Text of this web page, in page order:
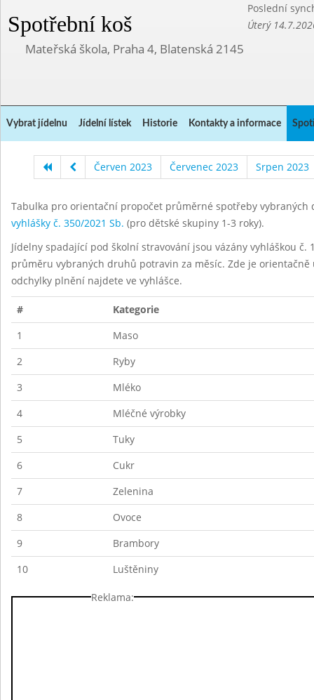
Spotřební koš
Poslední
Úterý
Mateřská škola, Praha 4, Blatenská 2145
Vybrat jídelnu Jídelní lístek Historie Kontakty a informace
Červen 2023 Červenec 2023 Srpen 2023
Tabulka pro orientační propočet průměrné spotřeby
vyhlášky č. 350/2021 Sb. (pro dětské skupiny 1-3 roky).
Jídelny spadající pod školní stravování jsou vázány vyhláškou
průměru vybraných druhů potravin za měsíc. Zde je
odchylky plnění najdete ve vyhlášce.
#
Kategorie
1
Maso
2
Ryby
3
Mléko
4
Mléčné výrobky
5
Tuky
6
Cukr
7
Zelenina
8
Ovoce
9
Brambory
10
Luštěniny
Reklama: